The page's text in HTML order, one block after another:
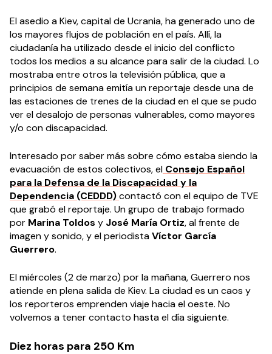
El asedio a Kiev, capital de Ucrania, ha generado uno de
los mayores flujos de población en el país. Allí, la
ciudadanía ha utilizado desde el inicio del conflicto
todos los medios a su alcance para salir de la ciudad. Lo
mostraba entre otros la televisión pública, que a
principios de semana emitía un reportaje desde una de
las estaciones de trenes de la ciudad en el que se pudo
ver el desalojo de personas vulnerables, como mayores
y/o con discapacidad.
Interesado por saber más sobre cómo estaba siendo la
evacuación de estos colectivos, el Consejo Español
para la Defensa de la Discapacidad y la
Dependencia (CEDDD)contactó con el equipo de TVE
que grabó el reportaje. Un grupo de trabajo formado
por Marina Toldos y José María Ortiz, al frente de
imagen y sonido, y el periodistaVíctor García
Guerrero.
El miércoles (2 de marzo) por la mañana, Guerrero nos
atiende en plena salida de Kiev. La ciudad es un caos y
los reporteros emprenden viaje hacia el oeste. No
volvemos a tener contacto hasta el día siguiente.
Diez horas para 250 Km